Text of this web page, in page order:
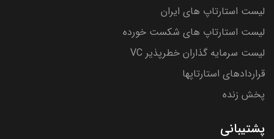
لیست استارتاپ های ایران
لیست استارتاپ های شکست خورده
لیست سرمایه گذاران خطرپذیر VC
قراردادهای استارتاپها
پخش زنده
پشتیبانی